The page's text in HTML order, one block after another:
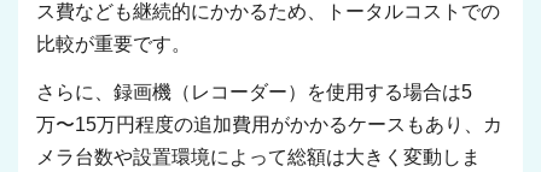
ス費なども継続的にかかるため、トータルコストでの
比較が重要です。
さらに、録画機（レコーダー）を使用する場合は5
万〜15万円程度の追加費用がかかるケースもあり、カ
メラ台数や設置環境によって総額は大きく変動しま